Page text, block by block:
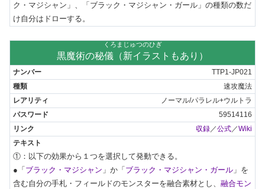
ク・マジシャン」、「ブラック・マジシャン・ガール」の種類の数だ
け自分はドローする。
くろまじゅつのひぎ
黒魔術の秘儀（新イラストもあり）
TTP1-JP021
速攻魔法
ノーマル/パラレル+ウルトラ
59514116
収録 ／公式 ／Wiki
①：以下の効果から１つを選択して発動できる。
●「ブラック・マジシャン 」か「ブラック・マジシャン・ガール 」を
含む自分の手札・フィールドのモンスターを融合素材とし、 融合モン